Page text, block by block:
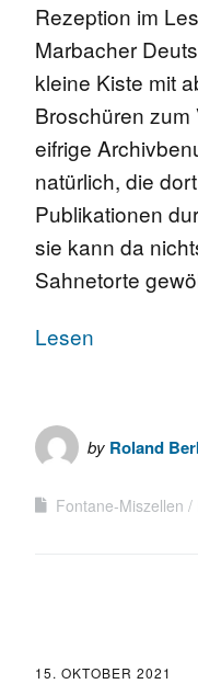
Rezeption im
Marbacher
kleine Kiste mit
Broschüren
eifrige
natürlich, die
Publikationen
sie kann da
Sahnetorte
Lesen
by Roland
Fontane-Miszellen
15. OKTOBER 2021